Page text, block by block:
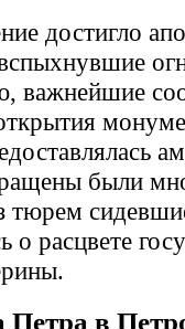
достигло
важнейшие
были
тюрем
о расцвете
Петра в